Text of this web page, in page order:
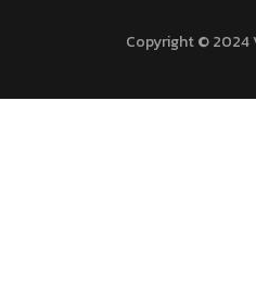
Copyright © 2024